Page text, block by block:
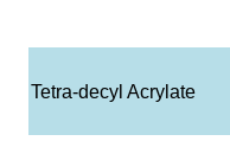
Tetra-decyl Acrylate